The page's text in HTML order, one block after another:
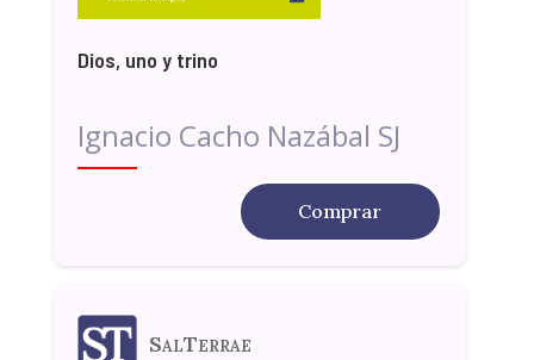
Dios, uno y trino
Ignacio Cacho Nazábal SJ
Comprar
SalTerrae